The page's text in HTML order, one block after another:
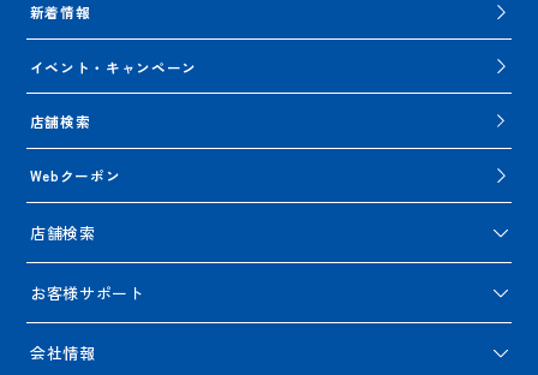
新着情報
イベント・キャンペーン
店舗検索
Webクーポン
店舗検索
お客様サポート
会社情報